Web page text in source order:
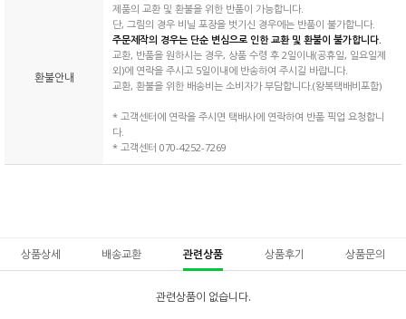
환불안내
제품의 교환 및 환불을 위한 반품이 가능합니다.
단, 그림의 경우 비닐 포장을 벗기신 경우에는 반품이 불가합니다.
주문제작의 경우는 단순 변심으로 인한 교환 및 환불이 불가합니다.
교환, 반품을 원하시는 경우, 상품 수령 후 2일이내(공휴일, 일요일제
외)에 연락을 주시고 5일이내에 반송하여 주시길 바랍니다.
교환, 환불을 위한 배송비는 소비자가 부담합니다.(왕복택배비포함)
* 고객센터에 연락을 주시면 택배사에 연락하여 반품 픽업 요청합니
다.
* 고객센터 070-4252-7269
상품상세 배송교환 관련상품 상품후기 상품문의
관련상품이 없습니다.